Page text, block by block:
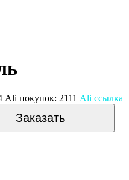
Ali покупок: 2111 Ali ссылка
Заказать